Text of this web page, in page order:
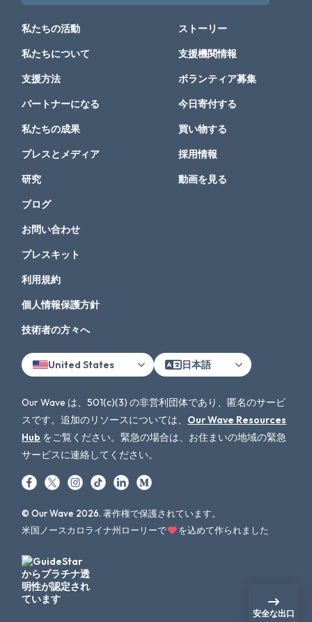
私たちの活動
私たちについて
支援方法
パートナーになる
私たちの成果
プレスとメディア
研究
ストーリー
支援機関情報
ボランティア募集
今日寄付する
買い物する
採用情報
動画を見る
ブログ
お問い合わせ
プレスキット
利用規約
個人情報保護方針
技術者の方々へ
United States 日本語
Our Wave は、501(c)(3) の非営利団体であり、匿名のサービ
スです。追加のリソースについては、 Our Wave Resources
Hub をご覧ください。緊急の場合は、お住まいの地域の緊急
サービスに連絡してください。
© Our Wave 2026. 著作権で保護されています。
米国ノースカロライナ州ローリーで
を込めて作られました
安全な出口